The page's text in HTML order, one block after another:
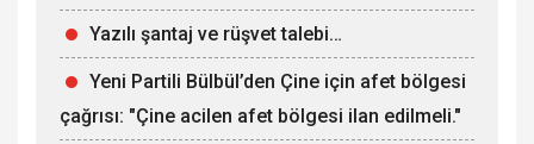
Yazılı şantaj ve rüşvet talebi…
Yeni Partili Bülbül’den Çine için afet bölgesi
çağrısı: "Çine acilen afet bölgesi ilan edilmeli."